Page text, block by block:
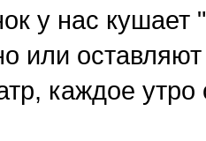
у нас
или
каждое